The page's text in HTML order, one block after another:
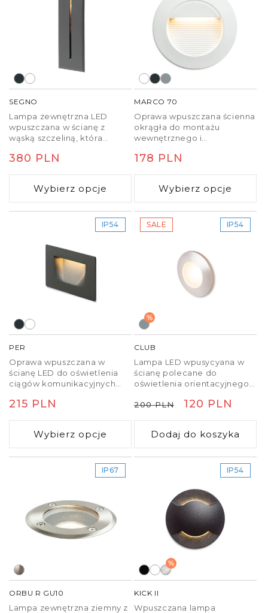
SEGNO
Lampa zewnętrzna LED
wpuszczana w ścianę z
wąską szczeliną, która
światło.
Cena
regularna
380 PLN
Wybierz opcje
MARCO 70
Oprawa wpuszczana ścienna
okrągła do montażu
wewnętrznego i
kierunkiem padania światła
Cena
regularna
178 PLN
Wybierz opcje
IP54
PER
Oprawa wpuszczana w
ścianę LED do oświetlenia
ciągów komunikacyjnych
wewnętrznego i
Cena
regularna
215 PLN
Wybierz opcje
SALE IP54
%
CLUB
Lampa LED wpusycyana w
ścianę polecane do
oświetlenia orientacyjnego
Cena
regularna
200 PLN
Cena
promocyjna
120 PLN
Dodaj do koszyka
IP67
ORBU R GU10
Lampa zewnętrzna ziemny z
IP54
%
KICK II
Wpuszczana lampa